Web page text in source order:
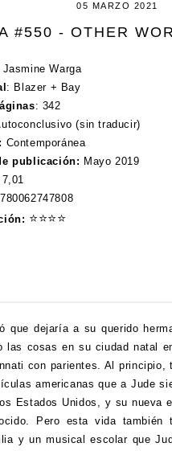
05 MARZO 2021
#550 - OTHER
Jasmine Warga
: Blazer + Bay
: 342
(sin traducir)
Contemporánea
publicación: Mayo 2019
7,01
⭐⭐⭐⭐
que dejaría a su querido
las cosas en su ciudad natal
con parientes. Al principio,
americanas que a Jude
Estados Unidos, y su nueva
Pero esta vida también
y un musical escolar que